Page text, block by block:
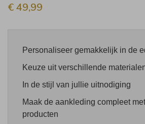
€ 49,99
Personaliseer gemakkelijk in de
Keuze uit verschillende
In de stijl van jullie uitnodiging
Maak de aankleding compleet
producten